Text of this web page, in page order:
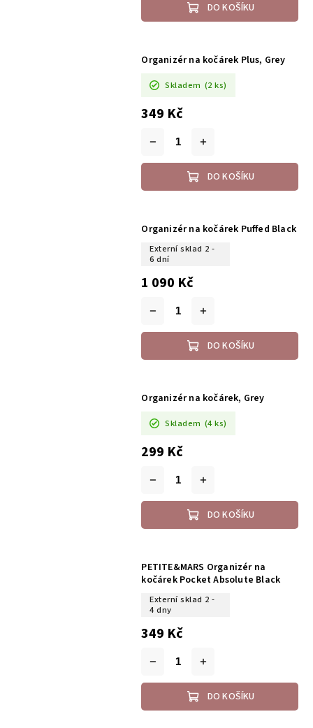
DO KOŠÍKU
Organizér na kočárek Plus, Grey
Skladem (2 ks)
349 Kč
DO KOŠÍKU
Organizér na kočárek Puffed Black
Externí sklad 2 -
6 dní
1 090 Kč
DO KOŠÍKU
Organizér na kočárek, Grey
Skladem (4 ks)
299 Kč
DO KOŠÍKU
PETITE&MARS Organizér na
kočárek Pocket Absolute Black
Externí sklad 2 -
4 dny
349 Kč
DO KOŠÍKU